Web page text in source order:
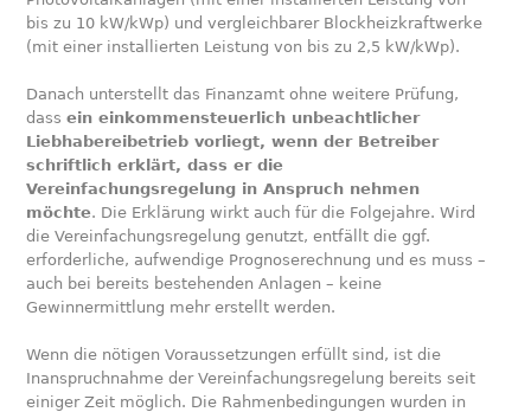
bis zu 10 kW/kWp) und vergleichbarer Blockheizkraftwerke
(mit einer installierten Leistung von bis zu 2,5 kW/kWp).
Danach unterstellt das Finanzamt ohne weitere Prüfung,
dassein einkommensteuerlich unbeachtlicher
Liebhabereibetrieb vorliegt, wenn der Betreiber
schriftlich erklärt, dass er die
Vereinfachungsregelung in Anspruch nehmen
möchte. Die Erklärung wirkt auch für die Folgejahre. Wird
die Vereinfachungsregelung genutzt, entfällt die ggf.
erforderliche, aufwendige Prognoserechnung und es muss –
auch bei bereits bestehenden Anlagen – keine
Gewinnermittlung mehr erstellt werden.
Wenn die nötigen Voraussetzungen erfüllt sind, ist die
Inanspruchnahme der Vereinfachungsregelung bereits seit
einiger Zeit möglich. Die Rahmenbedingungen wurden in